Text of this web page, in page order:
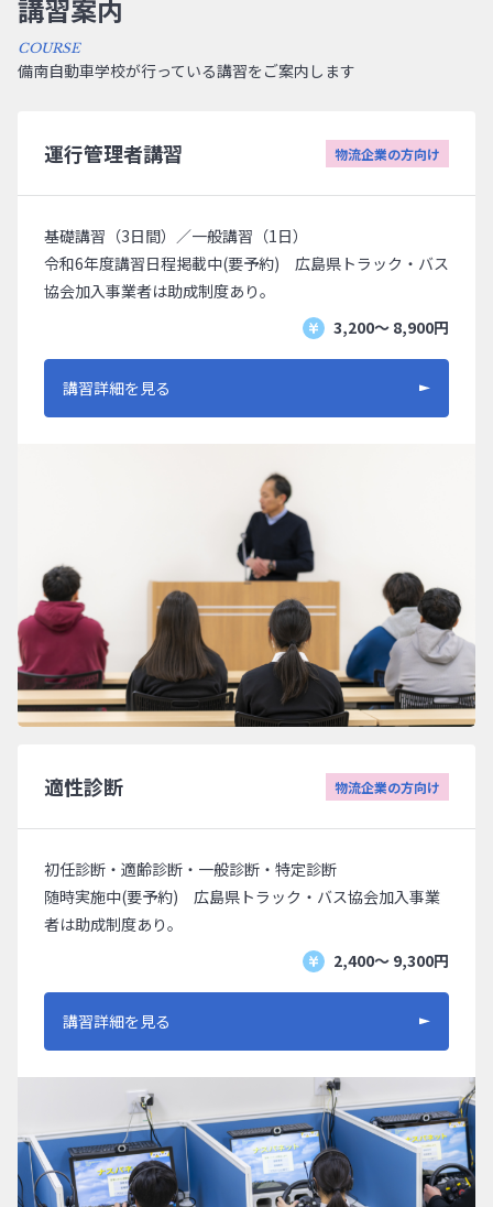
講習案内
COURSE
備南自動車学校が行っている講習をご案内します
運行管理者講習 物流企業の方向け
基礎講習（3日間）／一般講習（1日）
令和6年度講習日程掲載中(要予約) 広島県トラック・バス
協会加入事業者は助成制度あり。
3,200〜 8,900円
講習詳細を見る
適性診断 物流企業の方向け
初任診断・適齢診断・一般診断・特定診断
随時実施中(要予約) 広島県トラック・バス協会加入事業
者は助成制度あり。
2,400〜 9,300円
講習詳細を見る